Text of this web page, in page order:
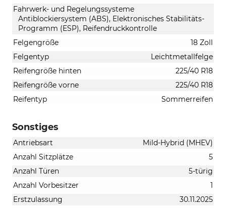
Fahrwerk- und Regelungssysteme
Antiblockiersystem (ABS), Elektronisches Stabilitäts-
Programm (ESP), Reifendruckkontrolle
Felgengröße
18 Zoll
Felgentyp
Leichtmetallfelge
Reifengröße hinten
225/40 R18
Reifengröße vorne
225/40 R18
Reifentyp
Sommerreifen
Sonstiges
Antriebsart
Mild-Hybrid (MHEV)
Anzahl Sitzplätze
5
Anzahl Türen
5-türig
Anzahl Vorbesitzer
1
Erstzulassung
30.11.2025